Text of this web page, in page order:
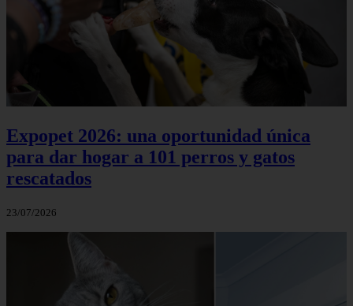
Expopet 2026: una oportunidad única
para dar hogar a 101 perros y gatos
rescatados
23/07/2026